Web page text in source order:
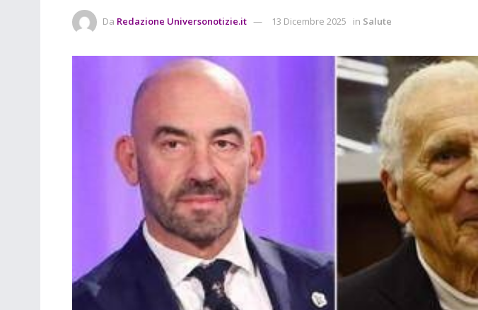
Da Redazione Universonotizie.it 13 Dicembre 2025 in Salute